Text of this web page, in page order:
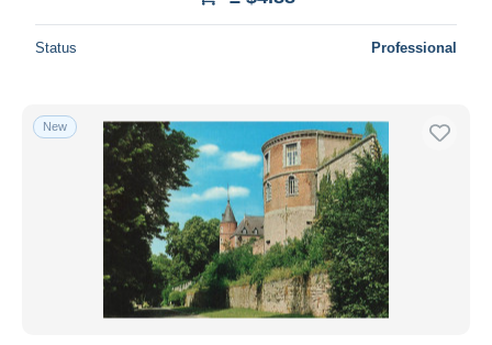
Status Professional
New